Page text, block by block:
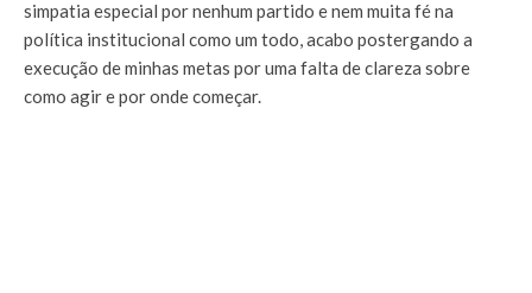
simpatia especial por nenhum partido e nem muita fé na
política institucional como um todo, acabo postergando a
execução de minhas metas por uma falta de clareza sobre
como agir e por onde começar.